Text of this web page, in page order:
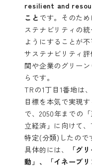
resilient and
こと です。そのた
ステナビリティの
ようにすることが
サステナビリティ
関や企業のグリー
らです。
TRの1丁目1番地は
目標を本気で実現
で、2050年までの
立経済」に向けて
特定(分類)したので
具体的には、
「グ
動」、「イネーブ